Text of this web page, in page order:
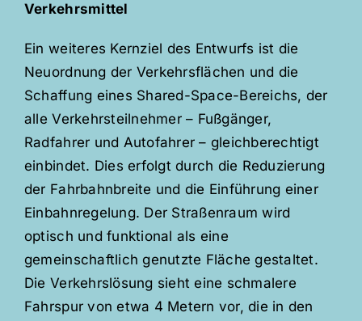
Verkehrsmittel
Ein weiteres Kernziel des Entwurfs ist die
Neuordnung der Verkehrsflächen und die
Schaffung eines Shared-Space-Bereichs, der
alle Verkehrsteilnehmer – Fußgänger,
Radfahrer und Autofahrer – gleichberechtigt
einbindet. Dies erfolgt durch die Reduzierung
der Fahrbahnbreite und die Einführung einer
Einbahnregelung. Der Straßenraum wird
optisch und funktional als eine
gemeinschaftlich genutzte Fläche gestaltet.
Die Verkehrslösung sieht eine schmalere
Fahrspur von etwa 4 Metern vor, die in den